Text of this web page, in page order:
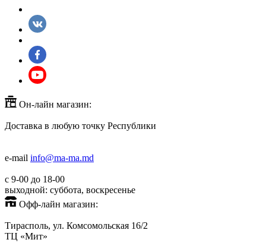
Он-лайн магазин:
Доставка в любую точку Республики
e-mail info@ma-ma.md
с 9-00 до 18-00
выходной: суббота, воскресенье
Офф-лайн магазин:
Тирасполь, ул. Комсомольская 16/2
ТЦ «Мит»